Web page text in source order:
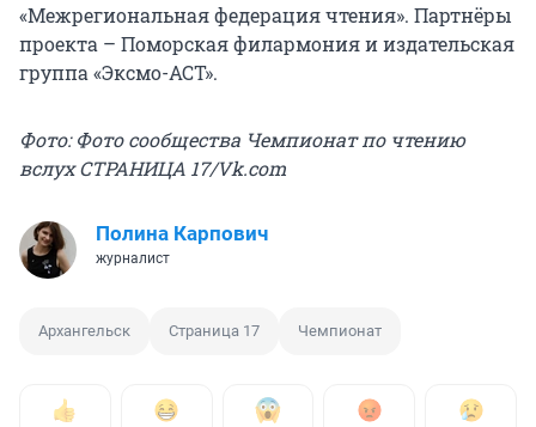
«Межрегиональная федерация чтения». Партнёры
проекта – Поморская филармония и издательская
группа «Эксмо-АСТ».
Фото: Фото сообщества Чемпионат по чтению
вслух СТРАНИЦА 17/Vk.com
Полина Карпович
журналист
Архангельск Страница 17 Чемпионат